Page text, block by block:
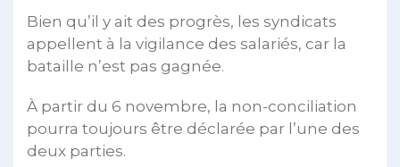
Bien qu’il y ait des progrès, les syndicats
appellent à la vigilance des salariés, car la
bataille n’est pas gagnée.
À partir du 6 novembre, la non-conciliation
pourra toujours être déclarée par l’une des
deux parties.